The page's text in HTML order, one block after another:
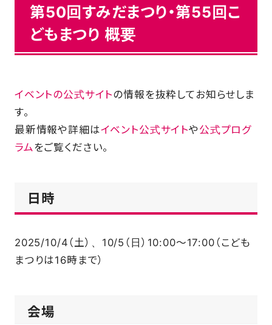
CSRのご依頼
スクール体験・入会希望
FAQ
第50回すみだまつり・第55回こ
どもまつり 概要
イベントの公式サイトの情報を抜粋してお知らせしま
す。
最新情報や詳細はイベント公式サイトや公式プログ
ラム をご覧ください。
日時
2025/10/4（土）、10/5（日）10:00～17:00（こども
まつりは16時まで）
会場